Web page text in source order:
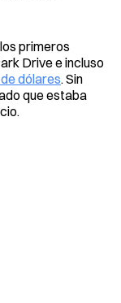
primeros
Drive e incluso
dólares. Sin
que estaba